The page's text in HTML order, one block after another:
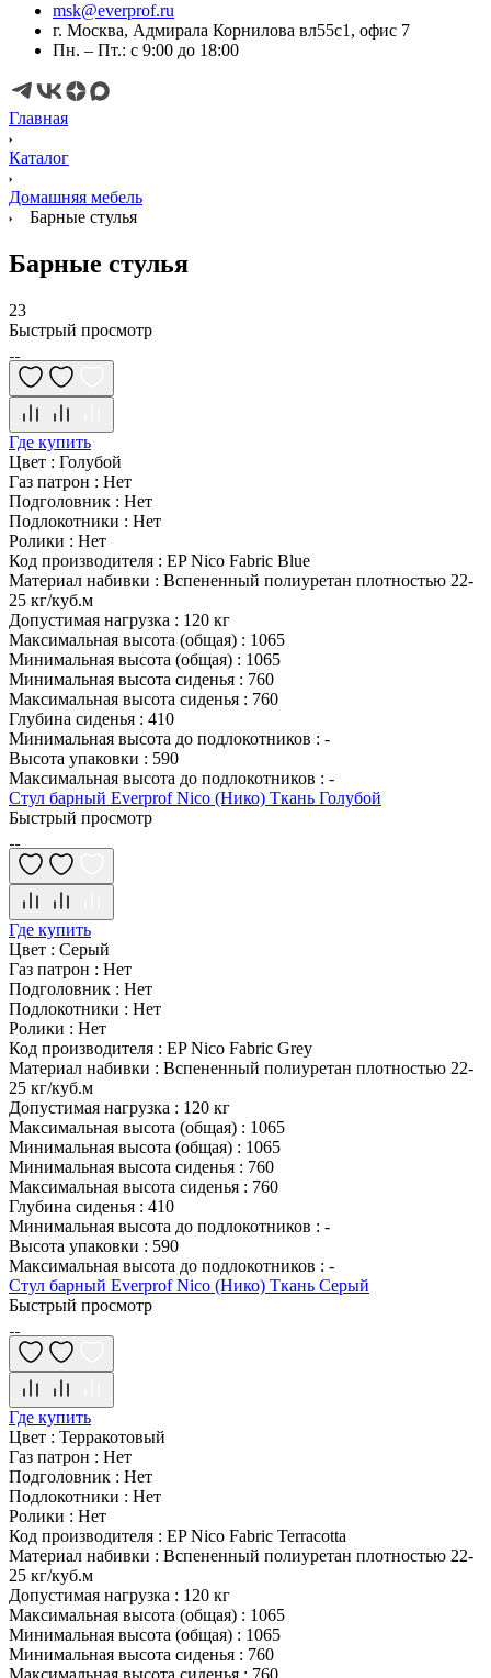
msk@everprof.ru
г. Москва, Адмирала Корнилова вл55с1, офис 7
Пн. – Пт.: с 9:00 до 18:00
Главная
Каталог
Домашняя мебель
Барные стулья
Барные стулья
23
Быстрый просмотр
Где купить
Цвет : Голубой
Газ патрон : Нет
Подголовник : Нет
Подлокотники : Нет
Ролики : Нет
Код производителя : EP Nico Fabric Blue
Материал набивки : Вспененный полиуретан плотностью 22-
25 кг/куб.м
Допустимая нагрузка : 120 кг
Максимальная высота (общая) : 1065
Минимальная высота (общая) : 1065
Минимальная высота сиденья : 760
Максимальная высота сиденья : 760
Глубина сиденья : 410
Минимальная высота до подлокотников : -
Высота упаковки : 590
Максимальная высота до подлокотников : -
Стул барный Everprof Nico (Нико) Ткань Голубой
Быстрый просмотр
Где купить
Цвет : Серый
Газ патрон : Нет
Подголовник : Нет
Подлокотники : Нет
Ролики : Нет
Код производителя : EP Nico Fabric Grey
Материал набивки : Вспененный полиуретан плотностью 22-
25 кг/куб.м
Допустимая нагрузка : 120 кг
Максимальная высота (общая) : 1065
Минимальная высота (общая) : 1065
Минимальная высота сиденья : 760
Максимальная высота сиденья : 760
Глубина сиденья : 410
Минимальная высота до подлокотников : -
Высота упаковки : 590
Максимальная высота до подлокотников : -
Стул барный Everprof Nico (Нико) Ткань Серый
Быстрый просмотр
Где купить
Цвет : Терракотовый
Газ патрон : Нет
Подголовник : Нет
Подлокотники : Нет
Ролики : Нет
Код производителя : EP Nico Fabric Terracotta
Материал набивки : Вспененный полиуретан плотностью 22-
25 кг/куб.м
Допустимая нагрузка : 120 кг
Максимальная высота (общая) : 1065
Минимальная высота (общая) : 1065
Минимальная высота сиденья : 760
Максимальная высота сиденья : 760